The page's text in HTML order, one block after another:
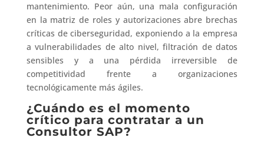
mantenimiento. Peor aún, una mala configuración
en la matriz de roles y autorizaciones abre brechas
críticas de ciberseguridad, exponiendo a la empresa
a vulnerabilidades de alto nivel, filtración de datos
sensibles y a una pérdida irreversible de
competitividad frente a organizaciones
tecnológicamente más ágiles.
¿Cuándo es el momento
crítico para contratar a un
Consultor SAP?